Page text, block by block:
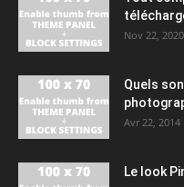
Nov 22, 2020
Quels
Avr 22, 2014
Le look